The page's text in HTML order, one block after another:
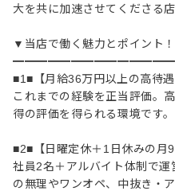
大を共に加速させてくださる
▼当店で働く魅力とポイント！
■1■【月給36万円以上の高待遇
これまでの経験を正当評価。
得の評価を得られる環境です。
■2■【日曜定休＋1日休みの月9
社員2名＋アルバイト体制で
の無理やワンオペ、中抜き・